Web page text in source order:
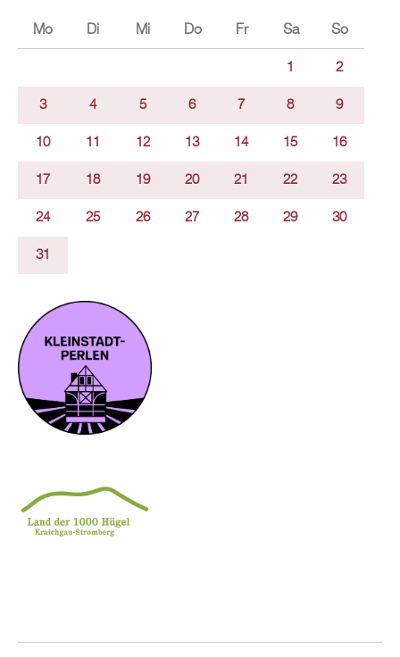
Mo Di Mi Do Fr Sa So
1 2
3 4 5 6 7 8 9
10 11 12 13 14 15 16
17 18 19 20 21 22 23
24 25 26 27 28 29 30
31